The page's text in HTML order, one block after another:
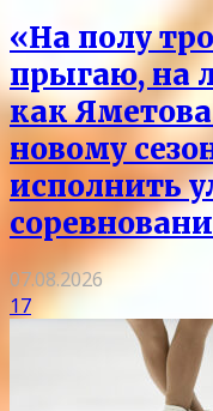
«На полу
прыгаю, на
как
новому
исполнить
07.08.2026
17